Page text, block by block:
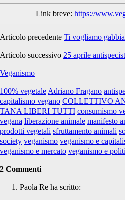
Link breve: https://
Articolo precedente Ti vogliamo
Articolo successivo 25 aprile
Veganismo
100% vegetale Adriano Fragano
capitalismo vegano COLLETTIVO
TANA LIBERI TUTTI consumismo
vegana liberazione animale manifesto
prodotti vegetali sfruttamento animali
society veganismo veganismo e
veganismo e mercato veganismo e
2 Commenti
Paola Re ha scritto: